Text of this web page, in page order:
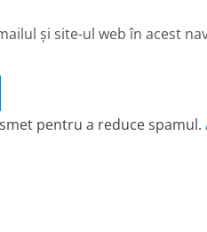
și site-ul web în acest
pentru a reduce spamul.